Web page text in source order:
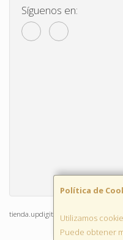
Política de
Utilizamos
Puede obtener
Síguenos en:
tienda.updigital-palamos.es © 2026